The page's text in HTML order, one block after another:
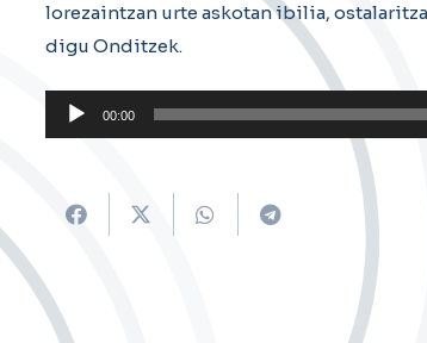
lorezaintzan urte askotan ibilia,
digu Onditzek.
Soinu
erreproduzigailua
00:00